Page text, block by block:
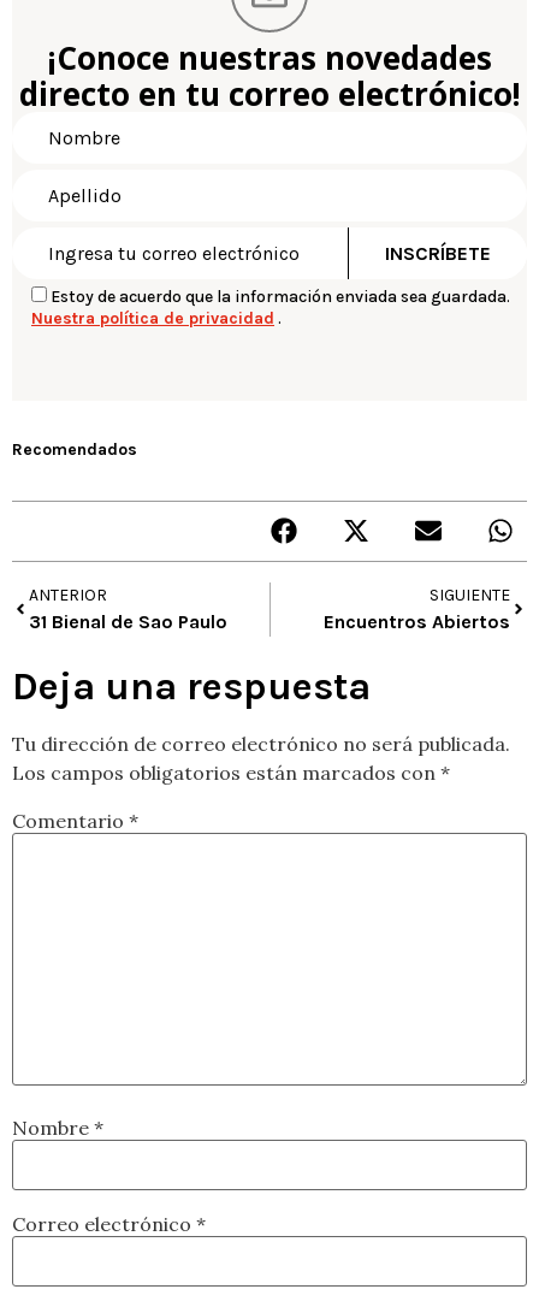
¡Conoce nuestras novedades
directo en tu correo electrónico!
Estoy de acuerdo que la información enviada sea guardada.
Nuestra política de privacidad .
Recomendados
ANTERIOR
31 Bienal de Sao Paulo
SIGUIENTE
Encuentros Abiertos
Deja una respuesta
Tu dirección de correo electrónico no será publicada.
Los campos obligatorios están marcados con *
Comentario *
Nombre *
Correo electrónico *